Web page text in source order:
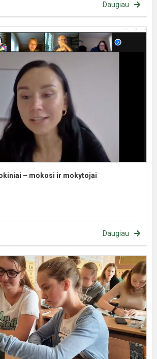
Daugiau
– mokosi ir mokytojai
Daugiau